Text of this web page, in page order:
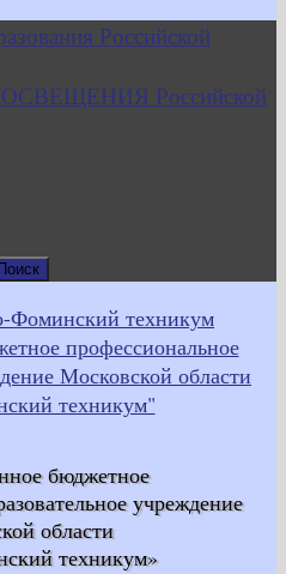
бюджетное
учреждение
области
техникум»